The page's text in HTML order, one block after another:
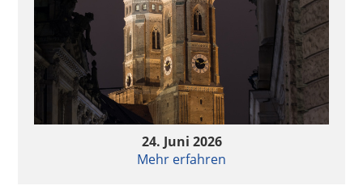
24. Juni 2026
Mehr erfahren